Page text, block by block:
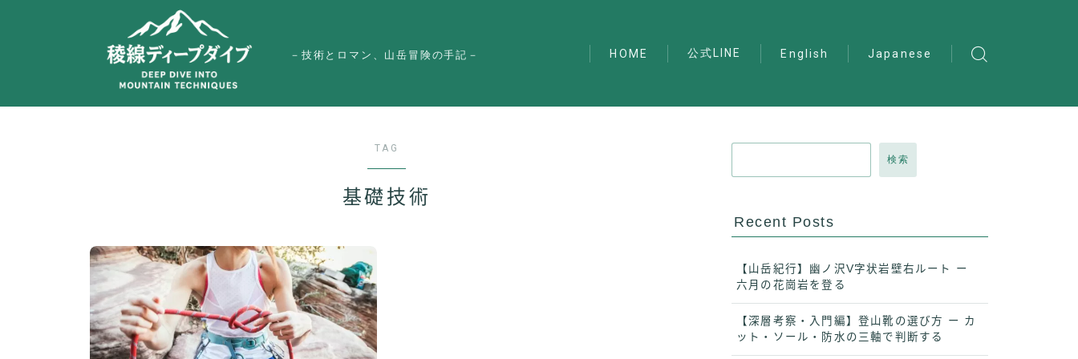
－技術とロマン、山岳冒険の手記－ HOME 公式LINE English Japanese
TAG
基礎技術
検索
Recent Posts
【山岳紀行】幽ノ沢V字状岩壁右ルート ー
六月の花崗岩を登る
【深層考察・入門編】登山靴の選び方 ー カ
ット・ソール・防水の三軸で判断する